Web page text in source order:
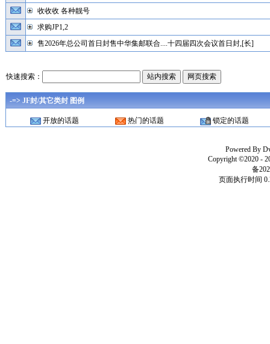
收收收 各种靓号
求购JP1,2
售2026年总公司首日封售中华集邮联合....十四届四次会议首日封,[长]
快速搜索：
-=> JF封/其它类封 图例
开放的话题 热门的话题 锁定的话题
Powered By
Copyright ©2020 -
备
页面执行时间